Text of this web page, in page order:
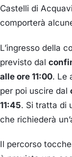
Castelli di
comporterà
L’ingresso della
previsto dal
alle ore 11:00. Le
per poi uscire dal
11:45. Si tratta di
che richiederà
Il percorso